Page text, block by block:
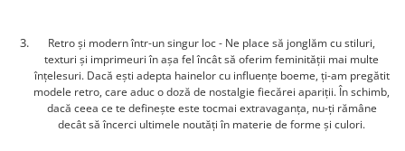
Retro și modern într-un singur loc - Ne place să jonglăm cu stiluri,
texturi și imprimeuri în așa fel încât să oferim feminității mai multe
înțelesuri. Dacă ești adepta hainelor cu influențe boeme, ți-am pregătit
modele retro, care aduc o doză de nostalgie fiecărei apariții. În schimb,
dacă ceea ce te definește este tocmai extravaganța, nu-ți rămâne
decât să încerci ultimele noutăți în materie de forme și culori.